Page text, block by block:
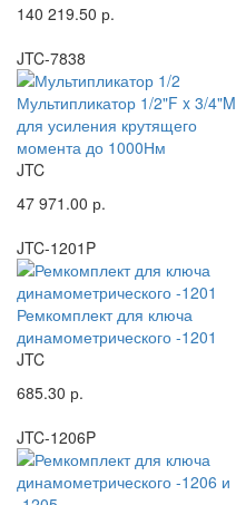
140 219.50 р.
JTC-7838
Мультипликатор 1/2"F x 3/4"M
для усиления крутящего
момента до 1000Нм
JTC
47 971.00 р.
JTC-1201P
Ремкомплект для ключа
динамометрического -1201
JTC
685.30 р.
JTC-1206P